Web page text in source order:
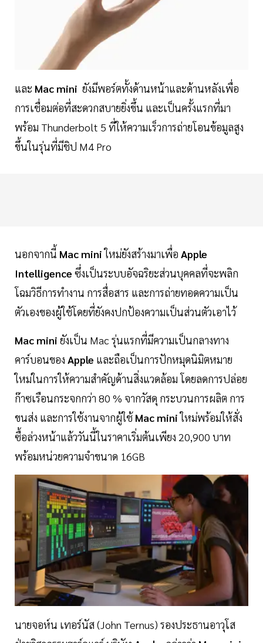
และ Mac mini ยังมีพอร์ตทั้งด้านหน้าและด้านหลังเพื่อ
การเชื่อมต่อที่สะดวกสบายยิ่งขึ้น และเป็นครั้งแรกที่มา
พร้อม Thunderbolt 5 ที่ให้ความเร็วการถ่ายโอนข้อมูลสูง
ขึ้นในรุ่นที่มีชิป M4 Pro
นอกจากนี้ Mac miniใหม่ยังสร้างมาเพื่อ Apple
Intelligence ซึ่งเป็นระบบอัจฉริยะส่วนบุคคลที่จะพลิก
โฉมวิธีการทำงาน การสื่อสาร และการถ่ายทอดความเป็น
ตัวเองของผู้ใช้โดยที่ยังคงปกป้องความเป็นส่วนตัวเอาไว้
Mac mini ยังเป็น Mac รุ่นแรกที่มีความเป็นกลางทาง
คาร์บอนของ Apple และถือเป็นการปักหมุดนิมิตหมาย
ใหม่ในการให้ความสำคัญด้านสิ่งแวดล้อม โดยลดการปล่อย
ก๊าซเรือนกระจกกว่า 80 % จากวัสดุ กระบวนการผลิต การ
ขนส่ง และการใช้งานจากผู้ใช้Mac miniใหม่พร้อมให้สั่ง
ซื้อล่วงหน้าแล้ววันนี้ในราคาเริ่มต้นเพียง 20,900 บาท
พร้อมหน่วยความจำขนาด 16GB
นายจอห์น เทอร์นัส (John Ternus) รองประธานอาวุโส